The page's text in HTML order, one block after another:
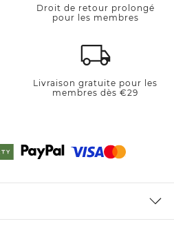
Droit de retour prolongé
pour les membres
Livraison gratuite pour les
membres dès €29